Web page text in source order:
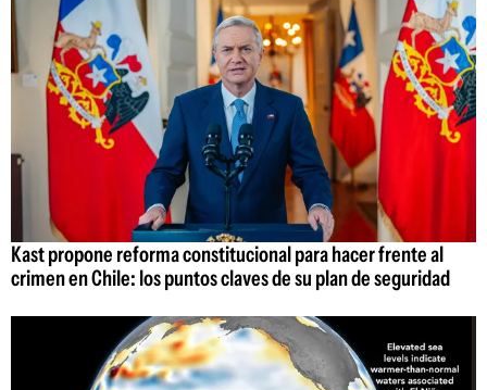
Kast propone reforma constitucional para hacer frente al
crimen en Chile: los puntos claves de su plan de seguridad